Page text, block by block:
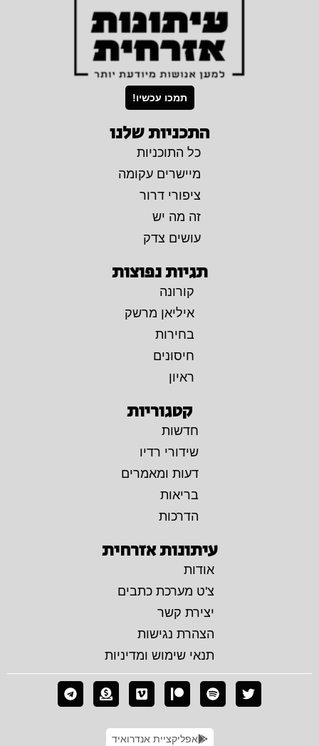
תמכו עכשיו!
התכניות שלנו
כל התוכניות
מיישרים עקומה
ציפורי דרור
זה מה יש
עושים צדק
תגיות נפוצות
קורונה
איליאן מרשק
בחירות
חיסונים
ראיון
קטגוריות
חדשות
שידורי רדיו
דעות ומאמרים
בריאות
הדרכות
עיתונות אזרחית
אודות
צ'ט מערכת כתבים
יצירת קשר
הצהרת נגישות
תנאי שימוש ומדיניות
אפליקציית אנדרואיד